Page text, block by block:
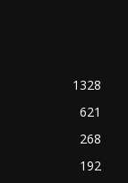
1328
621
268
192